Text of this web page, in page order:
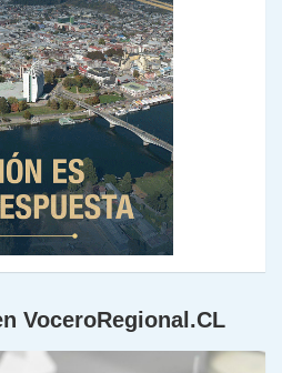
VoceroRegional.CL